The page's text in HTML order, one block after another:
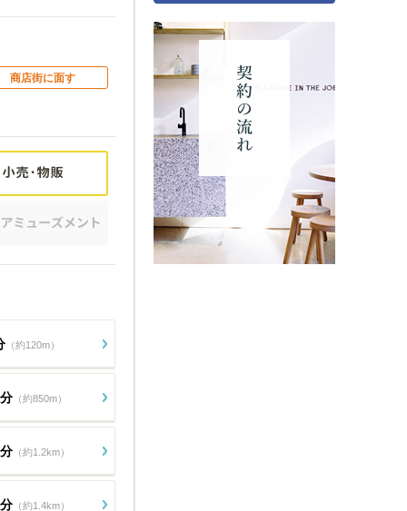
商店街に面す
（約120m）
（約850m）
（約1.2km）
（約1.4km）